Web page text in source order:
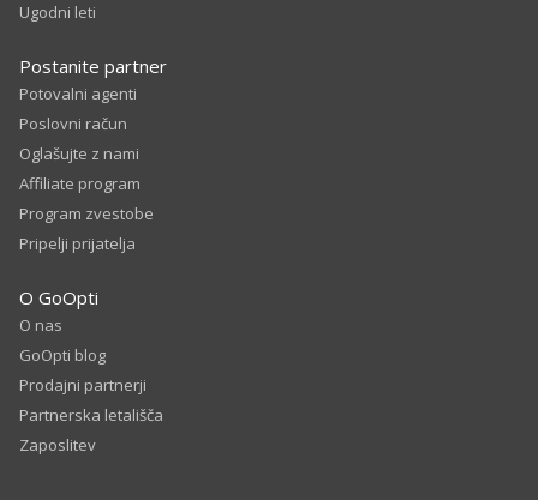
Ugodni leti
Postanite partner
Potovalni agenti
Poslovni račun
Oglašujte z nami
Affiliate program
Program zvestobe
Pripelji prijatelja
O GoOpti
O nas
GoOpti blog
Prodajni partnerji
Partnerska letališča
Zaposlitev